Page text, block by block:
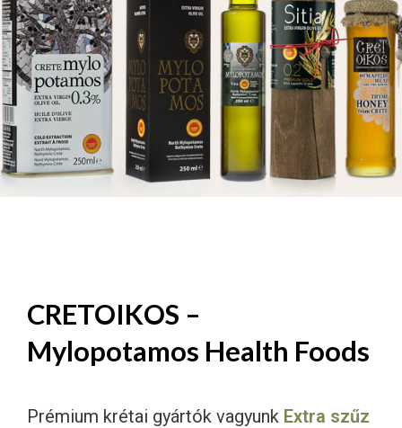
CRETOIKOS –
Mylopotamos Health Foods
Prémium krétai gyártók vagyunk Extra szűz